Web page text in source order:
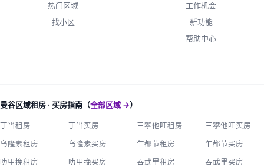
热门区域
找小区
工作机会
新功能
帮助中心
曼谷区域租房 · 买房指南（全部区域 →）
丁当租房 丁当买房 三攀他旺租房 三攀他旺买房
乌隆素租房 乌隆素买房 乍都节租房 乍都节买房
叻甲挽租房 叻甲挽买房 吞武里租房 吞武里买房